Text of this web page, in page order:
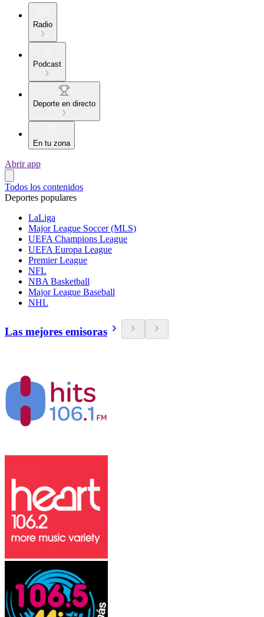
Radio
Podcast
Deporte en directo
En tu zona
Abrir app
Todos los contenidos
Deportes populares
LaLiga
Major League Soccer (MLS)
UEFA Champions League
UEFA Europa League
Premier League
NFL
NBA Basketball
Major League Baseball
NHL
Las mejores emisoras